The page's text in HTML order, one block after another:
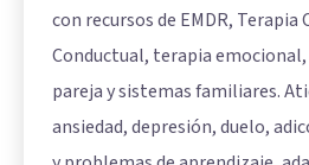
con recursos de EMDR,
Conductual, terapia
pareja y sistemas familiares.
ansiedad, depresión, duelo,